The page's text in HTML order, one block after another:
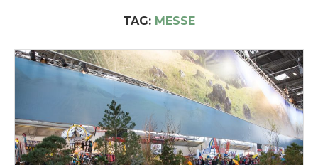
TAG: MESSE